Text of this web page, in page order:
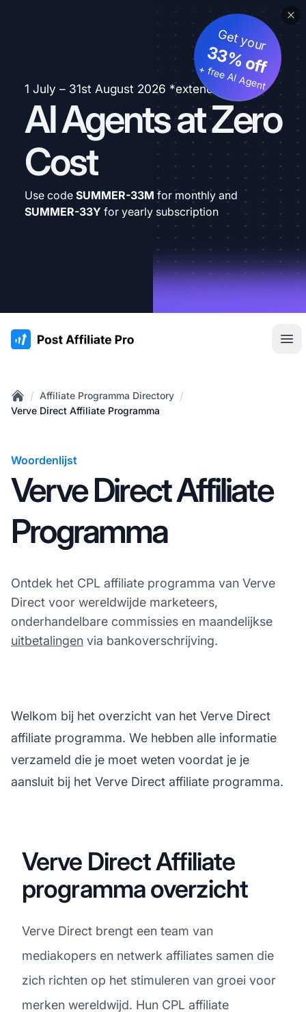
1 July – 31st August 2026 *extended
AI Agents at Zero
Cost
Get your
33% off
+ free AI Agent
Use code SUMMER-33M for monthly and
SUMMER-33Y for yearly subscription
:site.title
Home
/ Affiliate Programma Directory /
Verve Direct Affiliate Programma
Woordenlijst
Verve Direct Affiliate
Programma
Ontdek het CPL affiliate programma van Verve
Direct voor wereldwijde marketeers,
onderhandelbare commissies en maandelijkse
uitbetalingen via bankoverschrijving.
Welkom bij het overzicht van het Verve Direct
affiliate programma. We hebben alle informatie
verzameld die je moet weten voordat je je
aansluit bij het Verve Direct affiliate programma.
Verve Direct Affiliate
programma overzicht
Verve Direct brengt een team van
mediakopers en netwerk affiliates samen die
zich richten op het stimuleren van groei voor
merken wereldwijd. Hun CPL affiliate